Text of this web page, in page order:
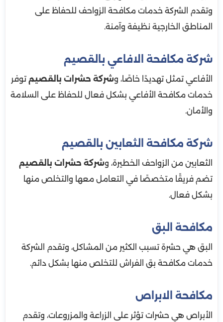
وتقدم الشركة خدمات مكافحة الزواحف للحفاظ على
المناطق الخارجية نظيفة وآمنة.
شركة مكافحة الافاعي بالقصيم
الأفاعي تمثل تهديدًا خاصًا، وشركة حشرات بالقصيم توفر
خدمات مكافحة الأفاعي بشكل فعال للحفاظ على السلامة
والأمان.
شركة مكافحة الثعابين بالقصيم
الثعابين من الزواحف الخطيرة، وشركة حشرات بالقصيم
تضم فريقًا متخصصًا في التعامل معها والتخلص منها
بشكل فعال.
مكافحة البق
البق هي حشرة تسبب الكثير من المشاكل، وتقدم الشركة
خدمات مكافحة بق الفراش للتخلص منها بشكل دائم.
مكافحة الابراص
الأبراص هي حشرات تؤثر على الزراعة والمزروعات، وتقدم